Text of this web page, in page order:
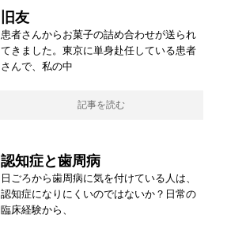
旧友
患者さんからお菓子の詰め合わせが送られ
てきました。東京に単身赴任している患者
さんで、私の中
記事を読む
認知症と歯周病
日ごろから歯周病に気を付けている人は、
認知症になりにくいのではないか？日常の
臨床経験から、